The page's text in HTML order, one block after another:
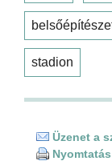
stadion
Üzenet a
Nyomtatás